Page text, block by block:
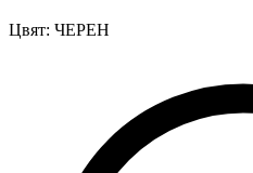
Цвят: ЧЕРЕН